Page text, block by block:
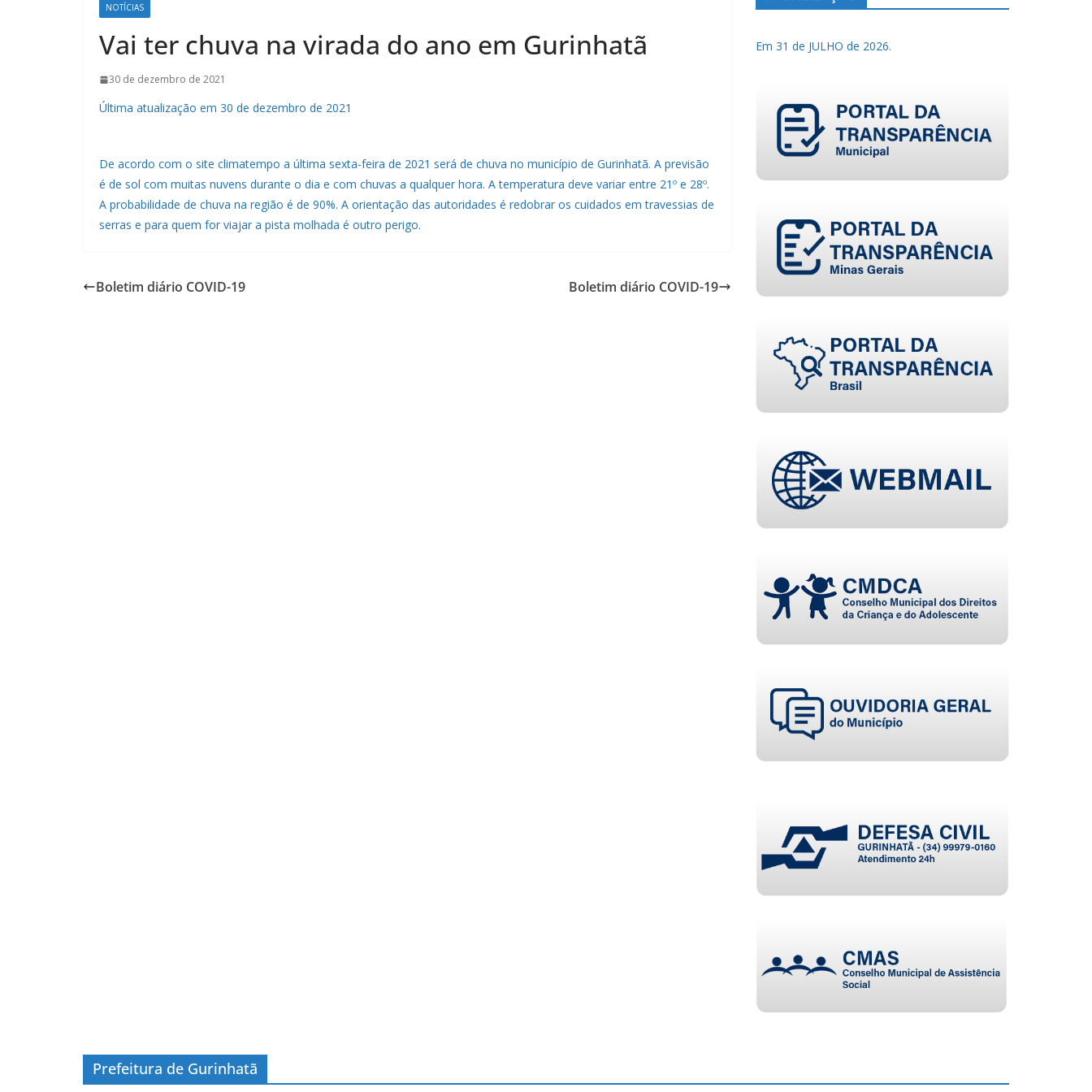
NOTÍCIAS
Vai ter chuva na virada do ano em Gurinhatã
30 de dezembro de 2021
Última atualização em 30 de dezembro de 2021
De acordo com o site climatempo a última sexta-feira de 2021 será de chuva no município de Gurinhatã. A previsão
é de sol com muitas nuvens durante o dia e com chuvas a qualquer hora. A temperatura deve variar entre 21º e 28º.
A probabilidade de chuva na região é de 90%. A orientação das autoridades é redobrar os cuidados em travessias de
serras e para quem for viajar a pista molhada é outro perigo.
Boletim diário COVID-19 Boletim diário COVID-19
Em 31 de JULHO de 2026.
Prefeitura de Gurinhatã